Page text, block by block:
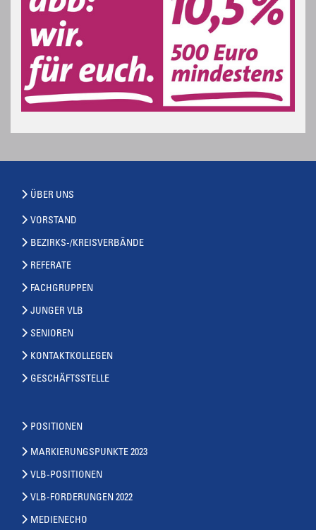
ÜBER UNS
VORSTAND
BEZIRKS-/KREISVERBÄNDE
REFERATE
FACHGRUPPEN
JUNGER VLB
SENIOREN
KONTAKTKOLLEGEN
GESCHÄFTSSTELLE
POSITIONEN
MARKIERUNGSPUNKTE 2023
VLB-POSITIONEN
VLB-FORDERUNGEN 2022
MEDIENECHO